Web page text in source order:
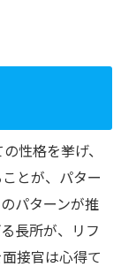
性格を挙げ、
とが、パター
パターンが推
長所が、リフ
接官は心得て